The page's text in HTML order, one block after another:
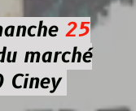
25
marché
Ciney